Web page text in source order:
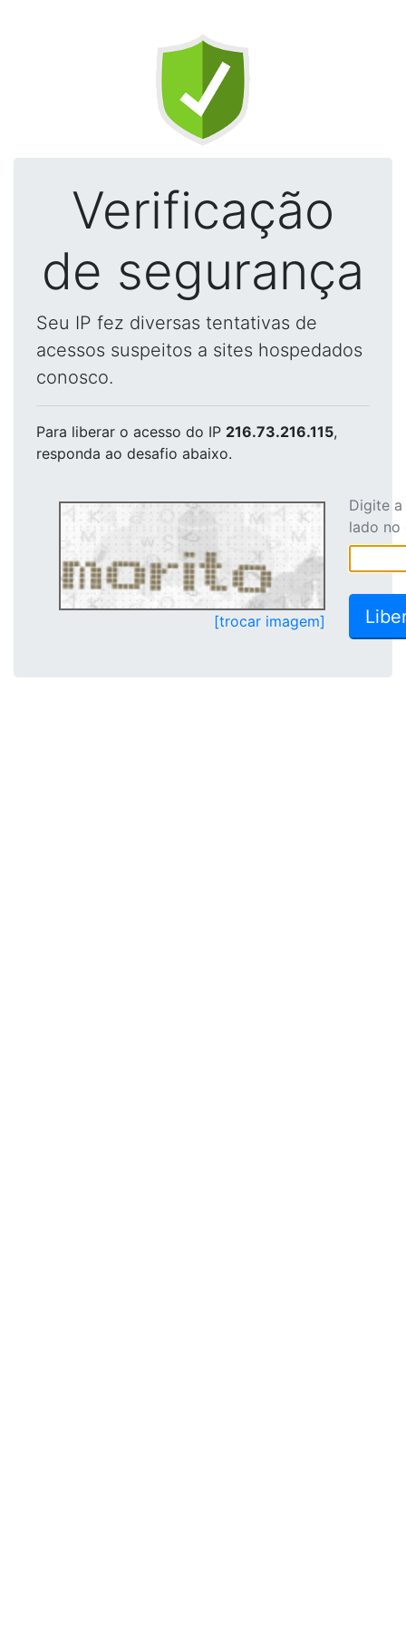
Verificação
de segurança
Seu IP fez diversas tentativas de
acessos suspeitos a sites hospedados
conosco.
Para liberar o acesso do IP 216.73.216.115,
responda ao desafio abaixo.
[trocar imagem]
Digite
lado no